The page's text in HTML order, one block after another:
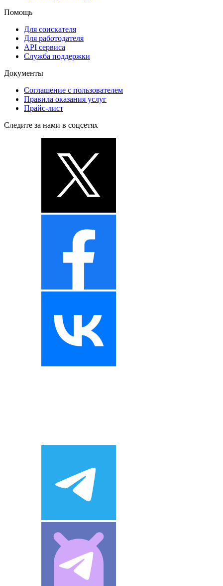
Помощь
Для соискателя
Для работодателя
API сервиса
Служба поддержки
Документы
Соглашение с пользователем
Правила оказания услуг
Прайс-лист
Следите за нами в соцсетях